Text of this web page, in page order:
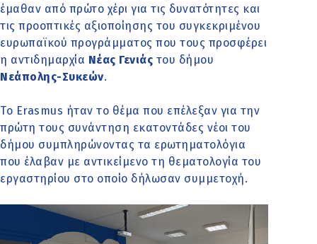
έμαθαν από πρώτο χέρι για τις δυνατότητες και
τις προοπτικές αξιοποίησης του συγκεκριμένου
ευρωπαϊκού προγράμματος που τους προσφέρει
η αντιδημαρχία Νέας Γενιάς του δήμου
Νεάπολης-Συκεών.
Το Erasmus ήταν το θέμα που επέλεξαν για την
πρώτη τους συνάντηση εκατοντάδες νέοι του
δήμου συμπληρώνοντας τα ερωτηματολόγια
που έλαβαν με αντικείμενο τη θεματολογία του
εργαστηρίου στο οποίο δήλωσαν συμμετοχή.